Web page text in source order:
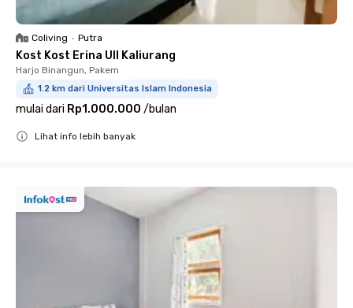
Coliving • Putra
Kost Kost Erina UII Kaliurang
Harjo Binangun, Pakem
1.2 km dari Universitas Islam Indonesia
mulai dari Rp1.000.000 /bulan
Lihat info lebih banyak